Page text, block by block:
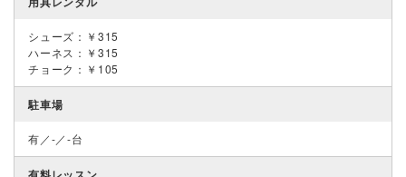
シューズ：￥315
ハーネス：￥315
チョーク：￥105
駐車場
有／-／-台